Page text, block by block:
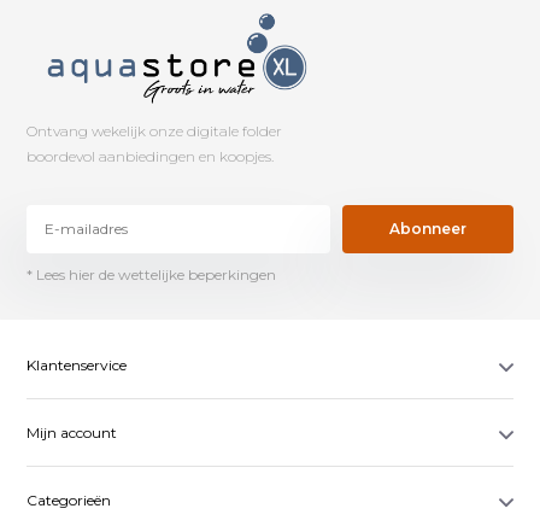
Ontvang wekelijk onze digitale folder
boordevol aanbiedingen en koopjes.
Abonneer
* Lees hier de wettelijke beperkingen
Klantenservice
Mijn account
Categorieën